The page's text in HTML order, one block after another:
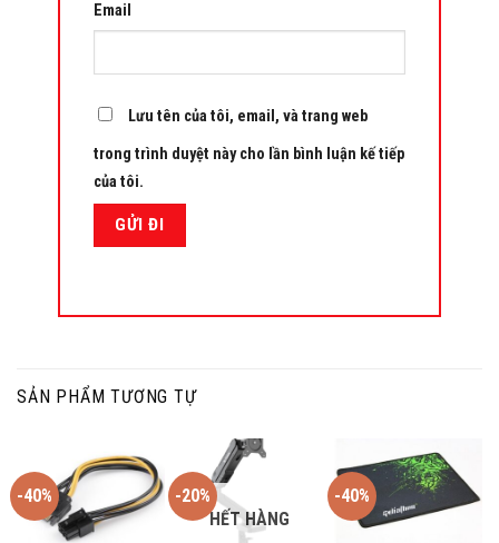
Email
Lưu tên của tôi, email, và trang web
trong trình duyệt này cho lần bình luận kế tiếp
của tôi.
SẢN PHẨM TƯƠNG TỰ
-40%
-20%
HẾT HÀNG
-40%